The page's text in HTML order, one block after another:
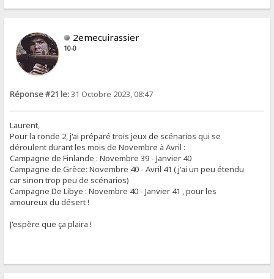
2emecuirassier
10-0
Réponse #21 le:31 Octobre 2023, 08:47
Laurent,
Pour la ronde 2, j'ai préparé trois jeux de scénarios qui se
déroulent durant les mois de Novembre à Avril :
Campagne de Finlande : Novembre 39 - Janvier 40
Campagne de Grèce: Novembre 40 - Avril 41 ( j'ai un peu étendu
car sinon trop peu de scénarios)
Campagne De Libye : Novembre 40 - Janvier 41 , pour les
amoureux du désert !
J'espère que ça plaira !